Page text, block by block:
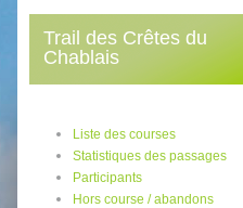
Trail des Crêtes du
Chablais
Liste des courses
Statistiques des passages
Participants
Hors course / abandons